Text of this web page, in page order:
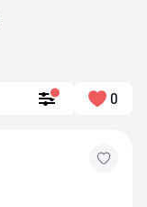
0